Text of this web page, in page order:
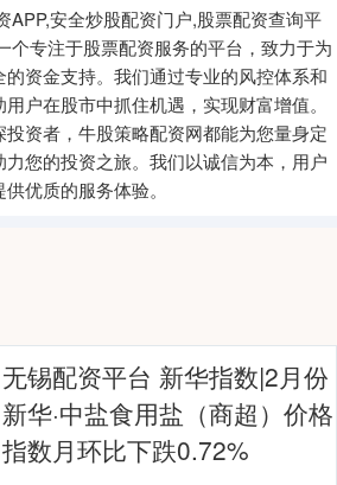
APP,安全炒股配资门户,股票配资查询平
个专注于股票配资服务的平台，致力于为
资金支持。我们通过专业的风控体系和
户在股市中抓住机遇，实现财富增值。
资者，牛股策略配资网都能为您量身定
您的投资之旅。我们以诚信为本，用户
优质的服务体验。
无锡配资平台 新华指数|2月份
新华·中盐食用盐（商超）价格
指数月环比下跌0.72%